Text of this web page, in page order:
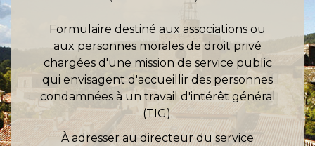
Formulaire destiné aux associations ou
aux personnes morales de droit privé
chargées d'une mission de service public
qui envisagent d'accueillir des personnes
condamnées à un travail d'intérêt général
(TIG).
À adresser au directeur du service